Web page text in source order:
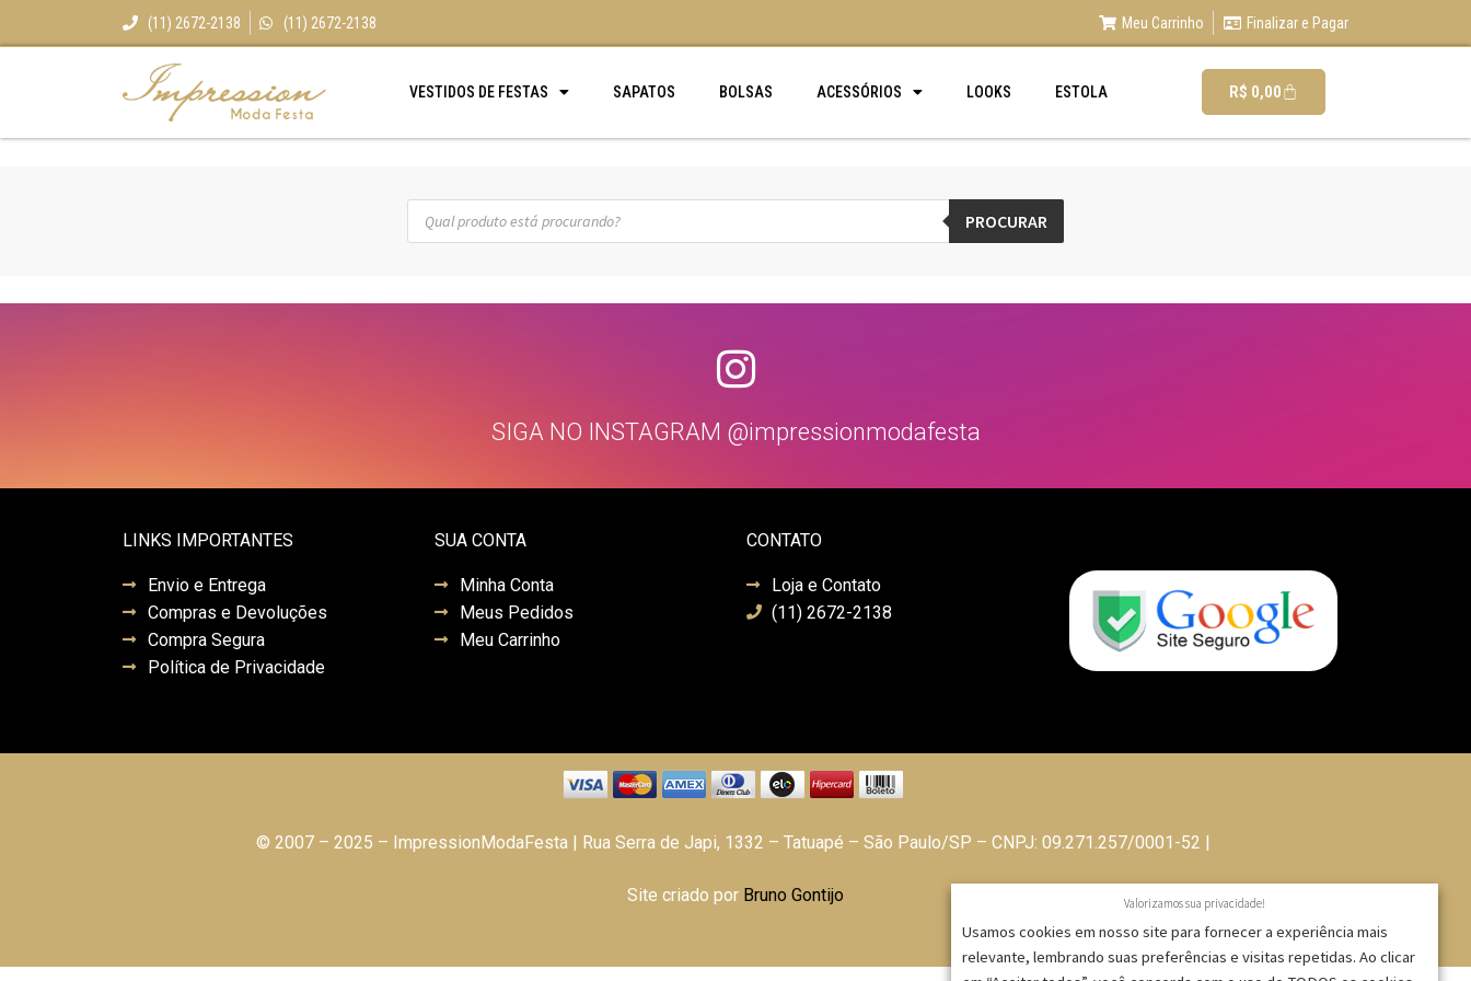
(11) 2672-2138 (11) 2672-2138 Meu Carrinho Finalizar e Pagar
VESTIDOS DE FESTAS SAPATOS BOLSAS ACESSÓRIOS LOOKS ESTOLA R$ 0,00
PROCURAR
SIGA NO INSTAGRAM @impressionmodafesta
LINKS IMPORTANTES
Envio e Entrega
Compras e Devoluções
Compra Segura
Política de Privacidade
SUA CONTA
Minha Conta
Meus Pedidos
Meu Carrinho
CONTATO
Loja e Contato
(11) 2672-2138
© 2007 – 2025 – ImpressionModaFesta | Rua Serra de Japi, 1332 – Tatuapé – São Paulo/SP – CNPJ: 09.271.257/0001-52 |
Site criado por Bruno Gontijo Valorizamos sua privacidade!
Usamos cookies em nosso site para fornecer a experiência mais
relevante, lembrando suas preferências e visitas repetidas. Ao clicar